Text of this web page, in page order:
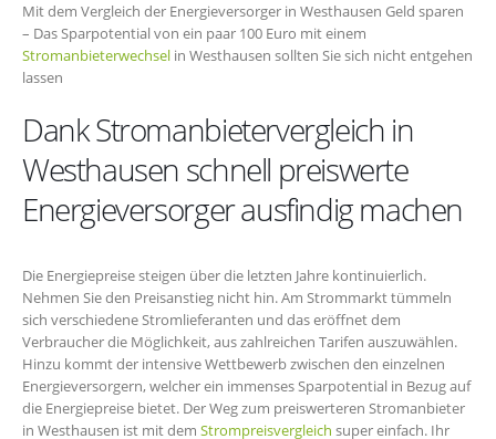
Mit dem Vergleich der Energieversorger in Westhausen Geld sparen
– Das Sparpotential von ein paar 100 Euro mit einem
Stromanbieterwechsel in Westhausen sollten Sie sich nicht entgehen
lassen
Dank Stromanbietervergleich in
Westhausen schnell preiswerte
Energieversorger ausfindig machen
Die Energiepreise steigen über die letzten Jahre kontinuierlich.
Nehmen Sie den Preisanstieg nicht hin. Am Strommarkt tümmeln
sich verschiedene Stromlieferanten und das eröffnet dem
Verbraucher die Möglichkeit, aus zahlreichen Tarifen auszuwählen.
Hinzu kommt der intensive Wettbewerb zwischen den einzelnen
Energieversorgern, welcher ein immenses Sparpotential in Bezug auf
die Energiepreise bietet. Der Weg zum preiswerteren Stromanbieter
in Westhausen ist mit dem Strompreisvergleich super einfach. Ihr